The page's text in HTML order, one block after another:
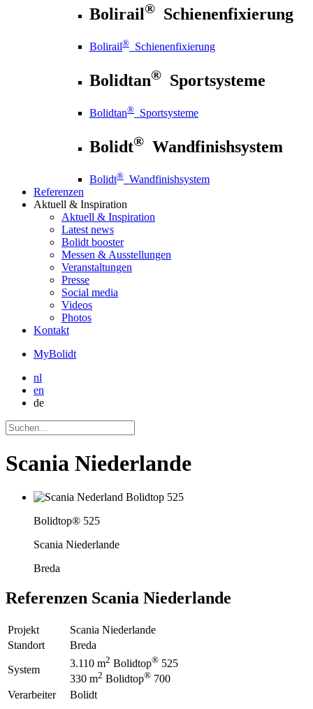
Bolirail® Schienenfixierung
Bolirail® Schienenfixierung
Bolidtan® Sportsysteme
Bolidtan® Sportsysteme
Bolidt® Wandfinishsystem
Bolidt® Wandfinishsystem
Referenzen
Aktuell & Inspiration
Aktuell & Inspiration
Latest news
Bolidt booster
Messen & Ausstellungen
Veranstaltungen
Presse
Social media
Videos
Photos
Kontakt
MyBolidt
nl
en
de
Scania Niederlande
Bolidtop® 525
Scania Niederlande
Breda
Referenzen Scania Niederlande
Projekt
Scania Niederlande
Standort
Breda
System
3.110 m2 Bolidtop® 525
330 m2 Bolidtop® 700
Verarbeiter
Bolidt